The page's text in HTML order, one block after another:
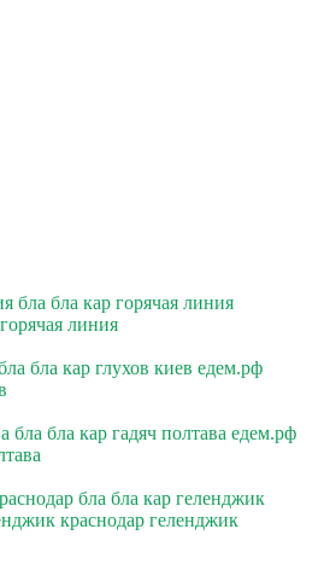
бла бла кар горячая линия
линия
бла кар глухов киев едем.рф
бла бла кар гадяч полтава едем.рф
бла бла кар геленджик
краснодар геленджик